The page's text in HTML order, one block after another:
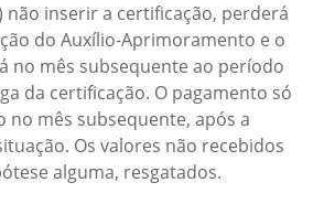
não inserir a certificação, perderá
do Auxílio-Aprimoramento e o
no mês subsequente ao período
da certificação. O pagamento só
no mês subsequente, após a
Os valores não recebidos
alguma, resgatados.